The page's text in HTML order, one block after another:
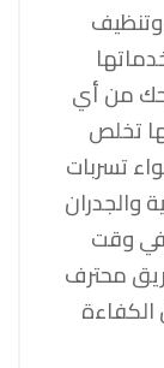
من أي
تخلص
تسربات
والجدران
في وقت
محترف